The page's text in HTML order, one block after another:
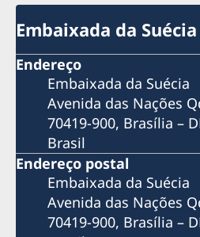
Internacional da Mulher
Oficina WikiGap
Eventos
Mostra de Cinema Nórdico no
Semanas de Inovação Suécia-
futuro
VI Festival Internacional de
Dia Nacional 2021
Meio Ambiente e
#SuéciaEmCasa Especial
Webinar HomeOffice - Como
produtividade?
Webinar COVID-19
Netiqueta nas mídias sociais
Contato
Embaixada da
Endereço
Embaixada da Suécia
Avenida das Nações
70419-900, Brasília –
Brasil
Endereço postal
Embaixada da Suécia
Avenida das Nações
70419-900, Brasília –